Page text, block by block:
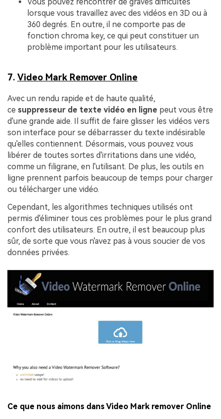
lorsque vous travaillez avec des vidéos en 3D ou à
360 degrés. En outre, il ne comporte pas de
fonction chroma key, ce qui peut constituer un
problème important pour les utilisateurs.
7. Video Mark Remover Online
Avec un rendu rapide et de haute qualité,
ce suppresseur de texte vidéo en ligne peut vous être
d'une grande aide. Il suffit de faire glisser les vidéos vers
son interface pour se débarrasser du texte indésirable
qu'elles contiennent. Désormais, vous pouvez vous
libérer de toutes sortes d'irritations dans une vidéo,
comme un filigrane, en l'utilisant. De plus, les outils en
ligne prennent parfois beaucoup de temps pour charger
ou télécharger une vidéo.
Cependant, les algorithmes techniques utilisés ont
permis d'éliminer tous ces problèmes pour le plus grand
confort des utilisateurs. En outre, il est beaucoup plus
sûr, de sorte que vous n'avez pas à vous soucier de vos
données privées.
Ce que nous aimons dans Video Mark remover Online